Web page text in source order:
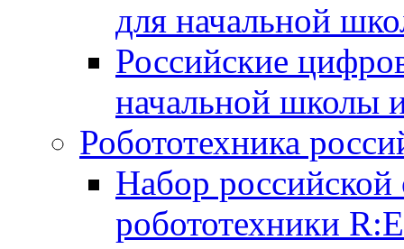
для начальной
Российские
начальной школы
Робототехника
Набор российской
робототехники